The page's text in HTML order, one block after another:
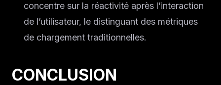
concentre sur la réactivité après l’interaction
de l’utilisateur, le distinguant des métriques
de chargement traditionnelles.
CONCLUSION